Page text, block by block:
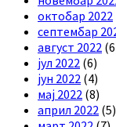
октобар 2022
септембар
август 2022
јул 2022 (6)
јун 2022 (4)
мај 2022 (8)
април 2022 (5)